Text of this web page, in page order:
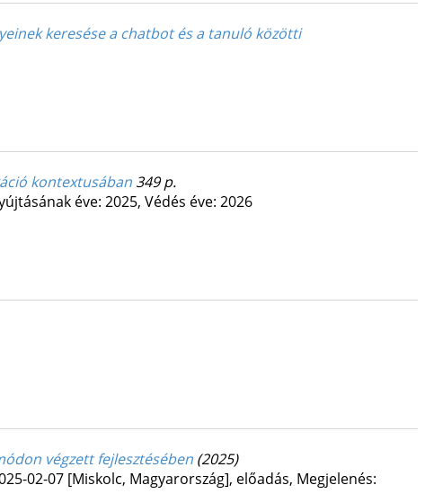
keresése a chatbot és a tanuló közötti
kontextusában349 p.
éve: 2025, Védés éve: 2026
végzett fejlesztésében (2025)
02-07 [Miskolc, Magyarország], előadás, Megjelenés: